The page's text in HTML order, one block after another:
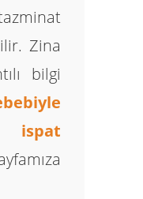
Zina
bilgi
ispat